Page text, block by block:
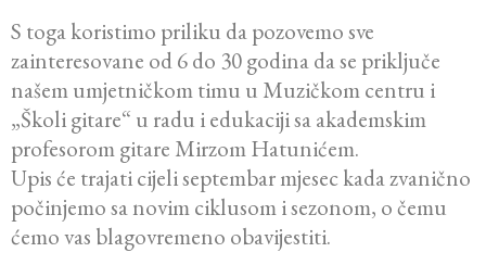
S toga koristimo priliku da pozovemo sve
zainteresovane od 6 do 30 godina da se priključe
našem umjetničkom timu u Muzičkom centru i
„Školi gitare“ u radu i edukaciji sa akademskim
profesorom gitare Mirzom Hatunićem.
Upis će trajati cijeli septembar mjesec kada zvanično
počinjemo sa novim ciklusom i sezonom, o čemu
ćemo vas blagovremeno obavijestiti.